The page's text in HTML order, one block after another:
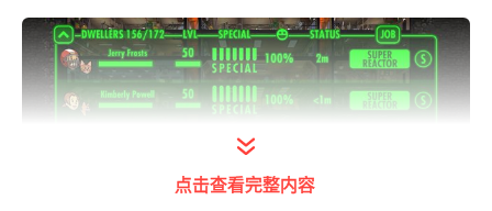
点击查看完整内容